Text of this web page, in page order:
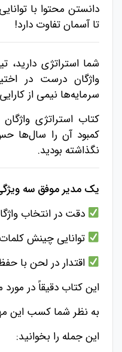
دانستن محتوا با
تا آسمان تفاوت دارد!
شما استراتژی دارید،
واژگان درست در
سرمایه‌ها نیمی از
کتاب استراتژی
کمبود آن را سال‌ها
نگذاشته بودید.
یک مدیر موفق سه
دقت در انتخاب
توانایی چینش
اقتدار در لحن با
این کتاب دقیقاً در
به نظر شما کسب این
این جمله را بخوانید: